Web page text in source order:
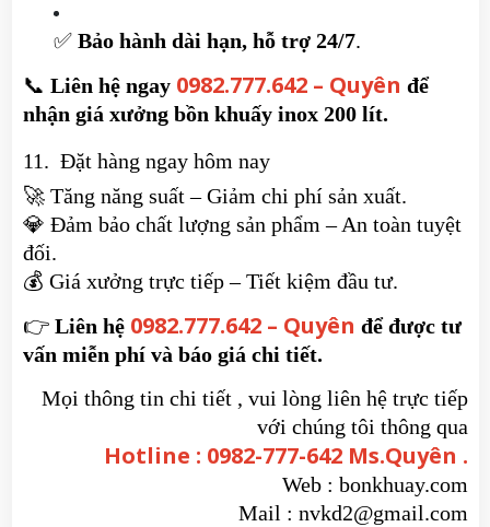
✅ Bảo hành dài hạn, hỗ trợ 24/7.
📞 Liên hệ ngay0982.777.642 – Quyên để
nhận giá xưởng bồn khuấy inox 200 lít.
11. Đặt hàng ngay hôm nay
🚀 Tăng năng suất – Giảm chi phí sản xuất.
💎 Đảm bảo chất lượng sản phẩm – An toàn tuyệt
đối.
💰 Giá xưởng trực tiếp – Tiết kiệm đầu tư.
👉 Liên hệ0982.777.642 – Quyên để được tư
vấn miễn phí và báo giá chi tiết.
Mọi thông tin chi tiết , vui lòng liên hệ trực tiếp
với chúng tôi thông qua
Hotline : 0982-777-642 Ms.Quyên .
Web : bonkhuay.com
Mail : nvkd2@gmail.com